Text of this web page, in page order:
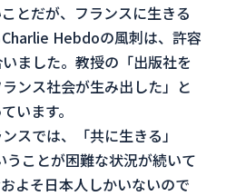
とだが、フランスに生きる
Hebdoの風刺は、許容
ました。教授の「出版社を
ンス社会が生み出した」と
います。
スでは、「共に生きる」
うことが困難な状況が続いて
よそ日本人しかいないので